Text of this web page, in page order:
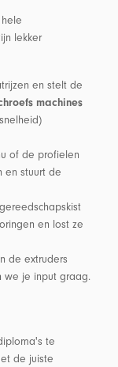
lekker
en stelt de
machines
of de profielen
en stuurt de
en lost ze
de extruders
we je input graag.
te
de juiste